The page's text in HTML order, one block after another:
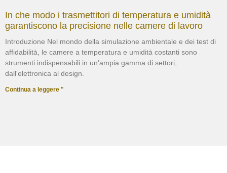
In che modo i trasmettitori di temperatura e umidità
garantiscono la precisione nelle camere di lavoro
Introduzione Nel mondo della simulazione ambientale e dei test di
affidabilità, le camere a temperatura e umidità costanti sono
strumenti indispensabili in un'ampia gamma di settori,
dall'elettronica al design.
Continua a leggere "